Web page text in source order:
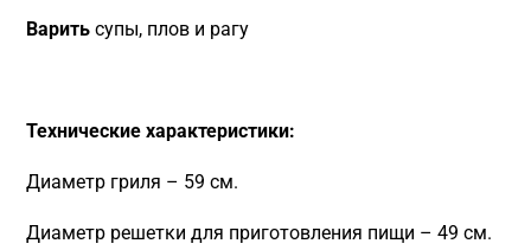
Варить супы, плов и рагу
Технические характеристики:
Диаметр гриля – 59 см.
Диаметр решетки для приготовления пищи – 49 см.